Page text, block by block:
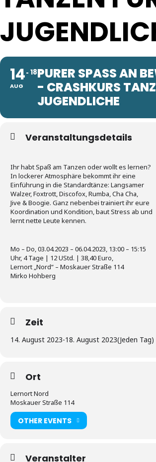
14
AUG
18PURER SPASS AN
CRASHKURS
UGENDLICHE
Veranstaltungsdetails
Ihr habt Spaß am Tanzen oder wollt es lernen?
In lockerer Atmosphäre bekommt ihr eine
Einführung in die Standardtänze: Langsamer
Walzer, Foxtrott, Discofox, Rumba, Cha Cha,
Jive & Boogie. Ganz nebenbei trainiert ihr eure
Koordination und Kondition, baut Stress ab und
lernt nette Leute kennen.
Mo – Do, 03.04.2023 – 06.04.2023, 13:00 – 15:15
Uhr, 4 Tage | 12 UStd. | 38,40 Euro,
Lernort „Nord“ – Moskauer Straße 114
Mirko Hohberg
Zeit
14. August 2023-18. August 2023(Jeden Tag)
Ort
Lernort Nord
Moskauer Straße 114
OTHER EVENTS
Veranstalter